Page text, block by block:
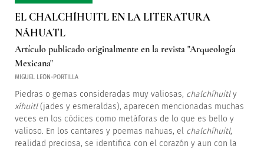
EL CHALCHÍHUITL EN LA LITERATURA
NÁHUATL
Artículo publicado originalmente en la revista "Arqueología
Mexicana"
MIGUEL LEÓN-PORTILLA
Piedras o gemas consideradas muy valiosas, chalchíhuitly
xíhuitl(jades y esmeraldas), aparecen mencionadas muchas
veces en los códices como metáforas de lo que es bello y
valioso. En los cantares y poemas nahuas, el chalchíhuitl,
realidad preciosa, se identifica con el corazón y aun con la